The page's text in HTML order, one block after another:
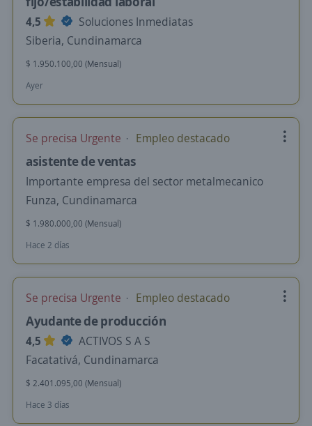
4,5
Soluciones Inmediatas
Siberia, Cundinamarca
$ 1.950.100,00 (Mensual)
Ayer
Se precisa Urgente Empleo destacado
asistente de ventas
Importante empresa del sector metalmecanico
Funza, Cundinamarca
$ 1.980.000,00 (Mensual)
Hace 2 días
Se precisa Urgente Empleo destacado
Ayudante de producción
4,5
ACTIVOS S A S
Facatativá, Cundinamarca
$ 2.401.095,00 (Mensual)
Hace 3 días